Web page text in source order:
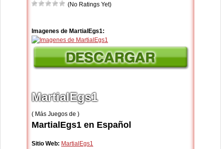
(No Ratings Yet)
Imagenes de MartialEgs1:
MartialEgs1
( Más Juegos de )
MartialEgs1 en Español
Sitio Web: MartialEgs1